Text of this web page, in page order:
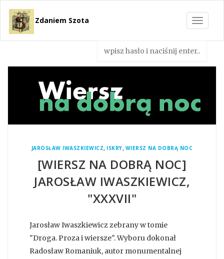
Toggle
Zdaniem Szota
JAROSŁAW IWASZKIEWICZ, ISKRY, WIERSZ NA DOBRĄ NOC
[WIERSZ NA DOBRĄ NOC]
JAROSŁAW IWASZKIEWICZ,
"XXXVII"
Jarosław Iwaszkiewicz zebrany w tomie
"Droga. Proza i wiersze". Wyboru dokonał
Radosław Romaniuk, autor monumentalnej